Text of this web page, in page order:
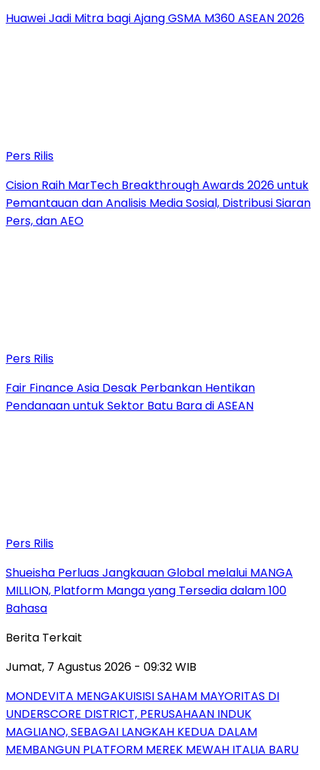
Huawei Jadi Mitra bagi Ajang GSMA M360 ASEAN 2026
Pers Rilis
Cision Raih MarTech Breakthrough Awards 2026 untuk
Pemantauan dan Analisis Media Sosial, Distribusi Siaran
Pers, dan AEO
Pers Rilis
Fair Finance Asia Desak Perbankan Hentikan
Pendanaan untuk Sektor Batu Bara di ASEAN
Pers Rilis
Shueisha Perluas Jangkauan Global melalui MANGA
MILLION, Platform Manga yang Tersedia dalam 100
Bahasa
Berita Terkait
Jumat, 7 Agustus 2026 - 09:32 WIB
MONDEVITA MENGAKUISISI SAHAM MAYORITAS DI
UNDERSCORE DISTRICT, PERUSAHAAN INDUK
MAGLIANO, SEBAGAI LANGKAH KEDUA DALAM
MEMBANGUN PLATFORM MEREK MEWAH ITALIA BARU